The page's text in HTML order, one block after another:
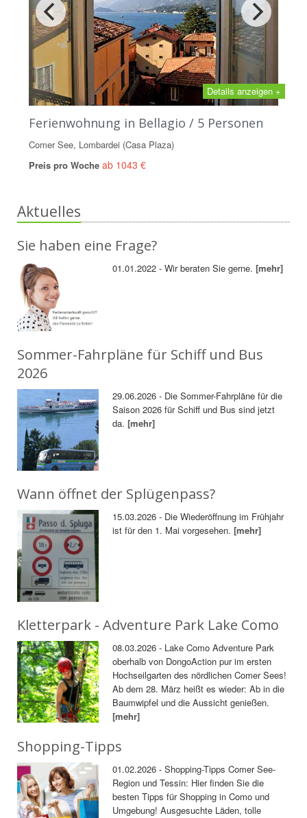
Details anzeigen +
Ferienwohnung in Bellagio / 5 Personen
Comer See, Lombardei (Casa Plaza)
Preis pro Woche ab 1043 €
Aktuelles
Sie haben eine Frage?
01.01.2022 - Wir beraten Sie gerne.[mehr]
Sommer-Fahrpläne für Schiff und Bus
2026
29.06.2026 - Die Sommer-Fahrpläne für die
Saison 2026 für Schiff und Bus sind jetzt
da.[mehr]
Wann öffnet der Splügenpass?
15.03.2026 - Die Wiederöffnung im Frühjahr
ist für den 1. Mai vorgesehen.[mehr]
Kletterpark - Adventure Park Lake Como
08.03.2026 - Lake Como Adventure Park
oberhalb von DongoAction pur im ersten
Hochseilgarten des nördlichen Comer Sees!
Ab dem 28. März heißt es wieder: Ab in die
Baumwipfel und die Aussicht genießen.
[mehr]
Shopping-Tipps
01.02.2026 - Shopping-Tipps Comer See-
Region und Tessin: Hier finden Sie die
besten Tipps für Shopping in Como und
Umgebung! Ausgesuchte Läden, tolle